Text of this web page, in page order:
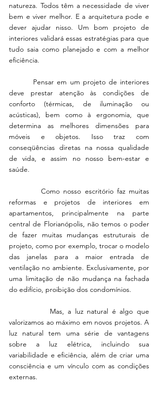
natureza. Todos têm a necessidade de viver
bem e viver melhor. E a arquitetura pode e
dever ajudar nisso. Um bom projeto de
interiores validará essas estratégias para que
tudo saia como planejado e com a melhor
eficiência.
deve prestar atenção às condições de
conforto (térmicas, de iluminação ou
acústicas), bem como à ergonomia, que
determina as melhores dimensões para
móveis e objetos. Isso traz com
conseqüências diretas na nossa qualidade
de vida, e assim no nosso bem-estar e
saúde.
         Como nosso escritório faz muitas
reformas e projetos de interiores em
apartamentos, principalmente na parte
central de Florianópolis, não temos o poder
de fazer muitas mudanças estruturais de
projeto, como por exemplo, trocar o modelo
das janelas para a maior entrada de
ventilação no ambiente. Exclusivamente, por
uma limitação de não mudança na fachada
do edifício, proibição dos condomínios.
valorizamos ao máximo em novos projetos. A
luz natural tem uma série de vantagens
sobre a luz elétrica, incluindo sua
variabilidade e eficiência, além de criar uma
consciência e um vínculo com as condições
externas.